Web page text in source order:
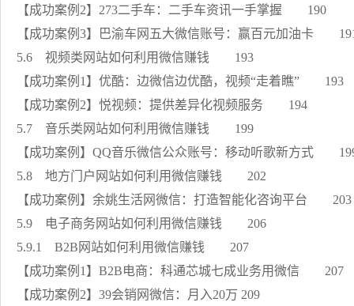
【成功案例2】273二手车：二手车资讯一手掌握 190
【成功案例3】巴渝车网五大微信账号：赢百元加油卡
5.6 视频类网站如何利用微信赚钱 193
【成功案例1】优酷：边微信边优酷，视频“走着瞧” 193
【成功案例2】悦视频：提供差异化视频服务 194
5.7 音乐类网站如何利用微信赚钱 199
【成功案例】QQ音乐微信公众账号：移动听歌新方式
5.8 地方门户网站如何利用微信赚钱 202
【成功案例】余姚生活网微信：打造智能化咨询平台 203
5.9 电子商务网站如何利用微信赚钱 206
5.9.1 B2B网站如何利用微信赚钱 207
【成功案例1】B2B电商：科通芯城七成业务用微信 207
【成功案例2】39会销网微信：月入20万 209